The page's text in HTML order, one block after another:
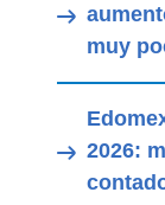
muy
2026: